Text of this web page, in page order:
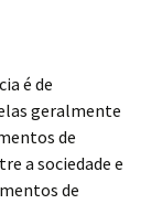
é de
geralmente
de
a sociedade e
de